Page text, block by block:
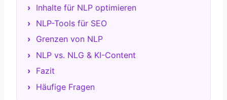
Inhalte für NLP optimieren
NLP-Tools für SEO
Grenzen von NLP
NLP vs. NLG & KI-Content
Fazit
Häufige Fragen